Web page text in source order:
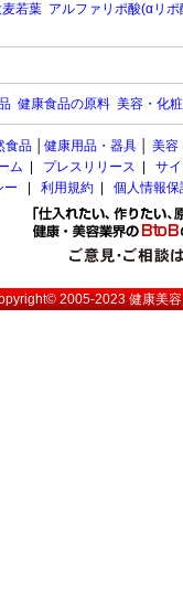
若葉 アルファリポ酸(αリポ
健康食品の原料 美容・化
食品 健康用品・器具 美容
ム
プレスリリース
サ
ー
利用規約 個人情報
2005-2023健康美